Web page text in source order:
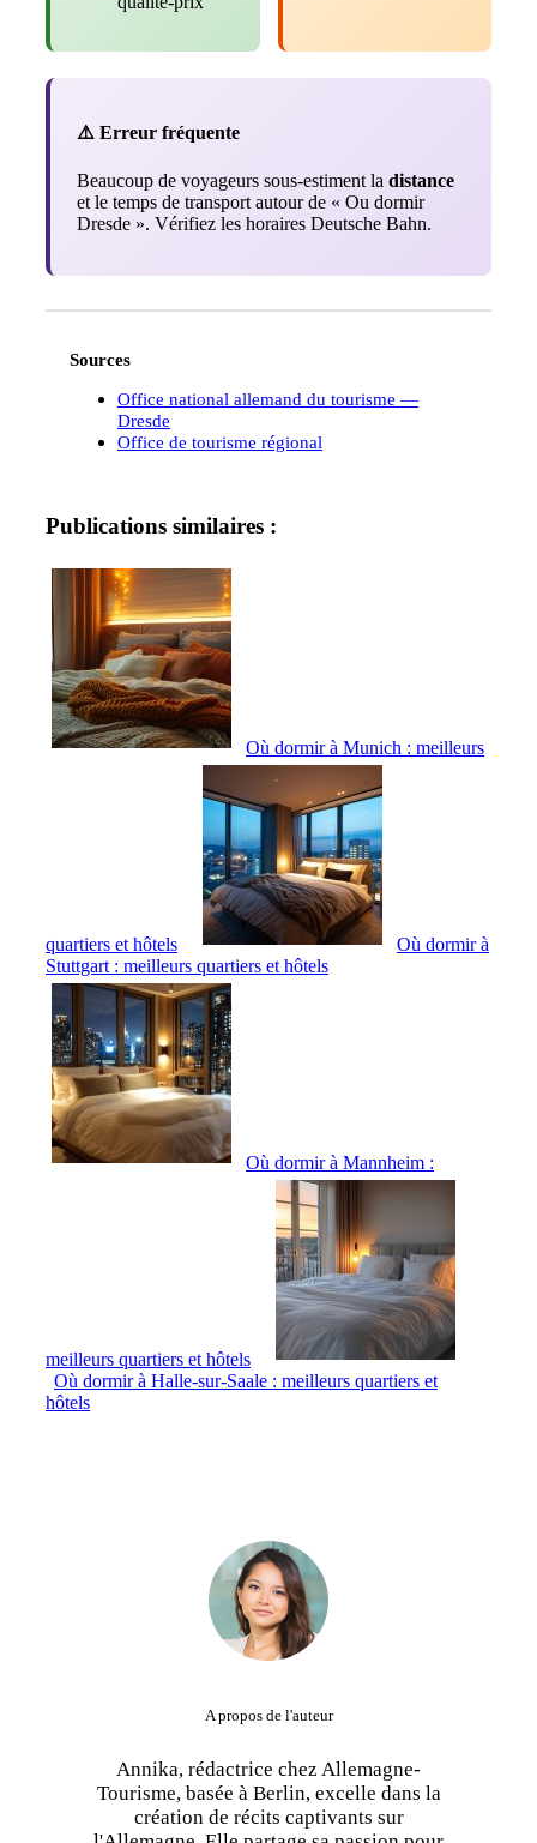
⚠️ Erreur fréquente
Beaucoup de voyageurs sous-estiment la distance
et le temps de transport autour de « Ou dormir
Dresde ». Vérifiez les horaires Deutsche Bahn.
Sources
Office national allemand du tourisme —
Dresde
Office de tourisme régional
Publications similaires :
Où dormir à Munich : meilleurs
quartiers et hôtels
Où dormir à
Stuttgart : meilleurs quartiers et hôtels
Où dormir à Mannheim :
meilleurs quartiers et hôtels
Où dormir à Halle-sur-Saale : meilleurs quartiers et
hôtels
A propos de l'auteur
Annika, rédactrice chez Allemagne-
Tourisme, basée à Berlin, excelle dans la
création de récits captivants sur